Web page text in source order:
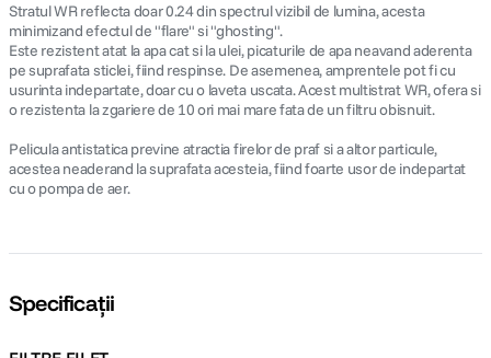
Stratul WR reflecta doar 0.24 din spectrul vizibil de lumina, acesta
minimizand efectul de "flare" si "ghosting".
Este rezistent atat la apa cat si la ulei, picaturile de apa neavand aderenta
pe suprafata sticlei, fiind respinse. De asemenea, amprentele pot fi cu
usurinta indepartate, doar cu o laveta uscata. Acest multistrat WR, ofera si
o rezistenta la zgariere de 10 ori mai mare fata de un filtru obisnuit.
Pelicula antistatica previne atractia firelor de praf si a altor particule,
acestea neaderand la suprafata acesteia, fiind foarte usor de indepartat
cu o pompa de aer.
Specificații